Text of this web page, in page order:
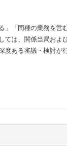
「同種の業務を営
ては、関係当局およ
度ある審議・検討が